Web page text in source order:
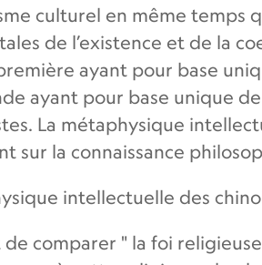
culturel en même temps
de l’existence et de la
ayant pour base
ayant pour base unique
La métaphysique
sur la connaissance
intellectuelle des
comparer " la foi